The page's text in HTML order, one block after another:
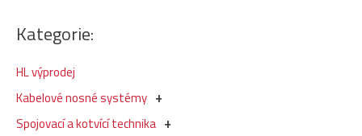
Kategorie:
HL výprodej
Kabelové nosné systémy
Spojovací a kotvící technika